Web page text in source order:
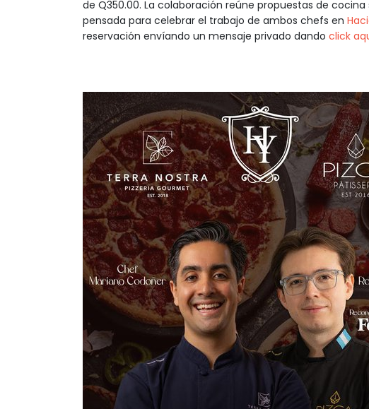
de Q350.00. La colaboración reúne propuestas de
pensada para celebrar el trabajo de ambos chefs en
reservación envíando un mensaje privado dando click